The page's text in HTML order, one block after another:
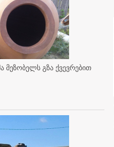
მეზობელს გზა ქვევრებით